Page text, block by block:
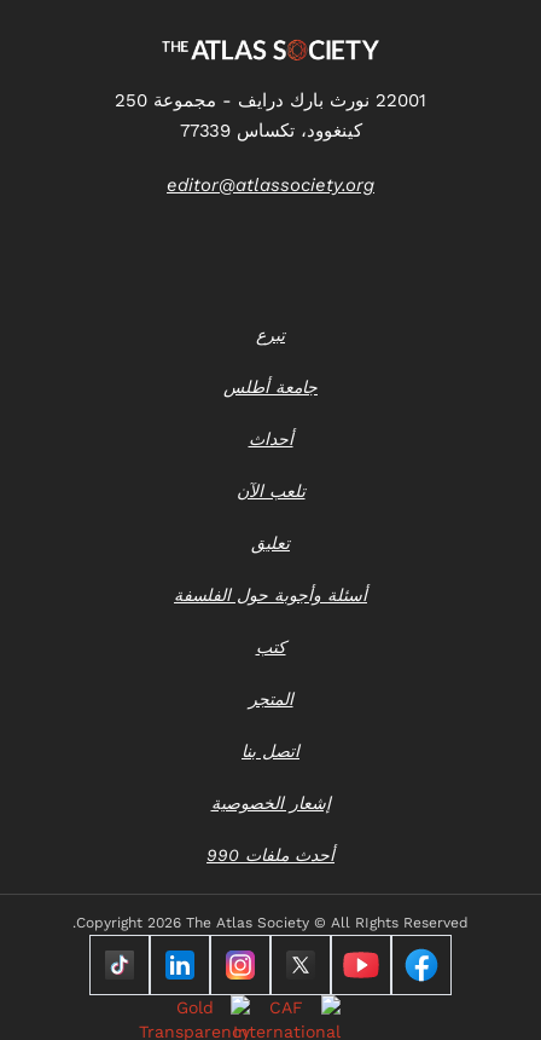
22001 نورث بارك درايف - مجموعة 250
كينغوود، تكساس 77339
editor@atlassociety.org
تبرع
جامعة أطلس
أحداث
تلعب الآن
تعليق
أسئلة وأجوبة حول الفلسفة
كتب
المتجر
اتصل بنا
إشعار الخصوصية
أحدث ملفات 990
Copyright 2026 The Atlas Society © All RIghts Reserved.